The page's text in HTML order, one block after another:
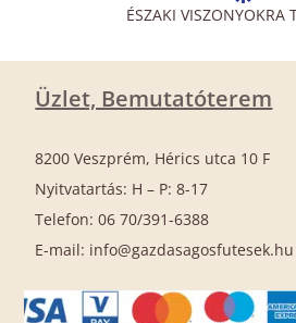
ÉSZAKI VISZONYOKRA
Üzlet, Bemutatóterem
8200 Veszprém, Hérics utca 10 F
Nyitvatartás: H – P: 8-17
Telefon: 06 70/391-6388
E-mail: info@gazdasagosfutesek.hu